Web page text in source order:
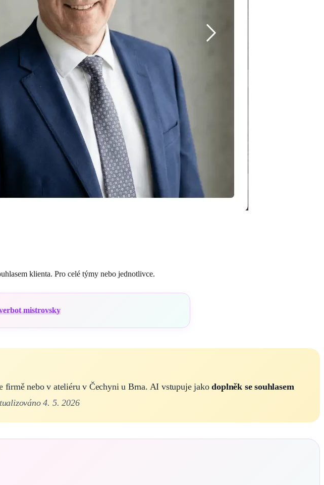
klienta. Pro celé týmy nebo jednotlivce.
mistrovsky
firmě nebo v ateliéru v Čechyni u Brna. AI vstupuje jakodoplněk se souhlasem
4. 5. 2026